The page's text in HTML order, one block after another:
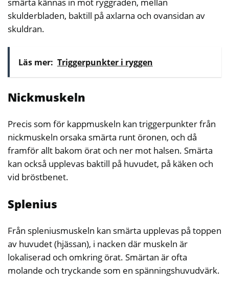
skulderbladen, baktill på axlarna och ovansidan av
skuldran.
Läs mer: Triggerpunkter i ryggen
Nickmuskeln
Precis som för kappmuskeln kan triggerpunkter från
nickmuskeln orsaka smärta runt öronen, och då
framför allt bakom örat och ner mot halsen. Smärta
kan också upplevas baktill på huvudet, på käken och
vid bröstbenet.
Splenius
Från spleniusmuskeln kan smärta upplevas på toppen
av huvudet (hjässan), i nacken där muskeln är
lokaliserad och omkring örat. Smärtan är ofta
molande och tryckande som en spänningshuvudvärk.